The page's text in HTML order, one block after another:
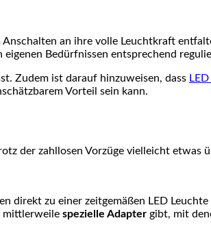
an ihre volle Leuchtkraft
eigenen Bedürfnissen entsprechend
Zudem ist darauf hinzuweisen, dass
Vorteil sein kann.
der zahllosen Vorzüge vielleicht etwas
direkt zu einer zeitgemäßen LED
mittlerweile spezielle Adapter gibt, mit